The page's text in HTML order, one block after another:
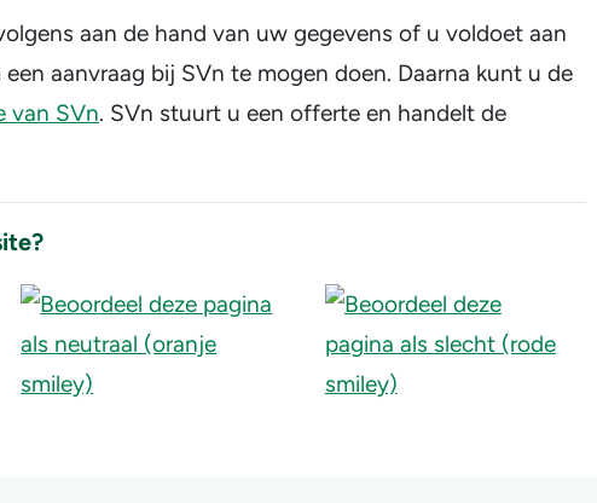
aan de hand van uw gegevens of u voldoet aan
aanvraag bij SVn te mogen doen. Daarna kunt u de
van SVn. SVn stuurt u een offerte en handelt de